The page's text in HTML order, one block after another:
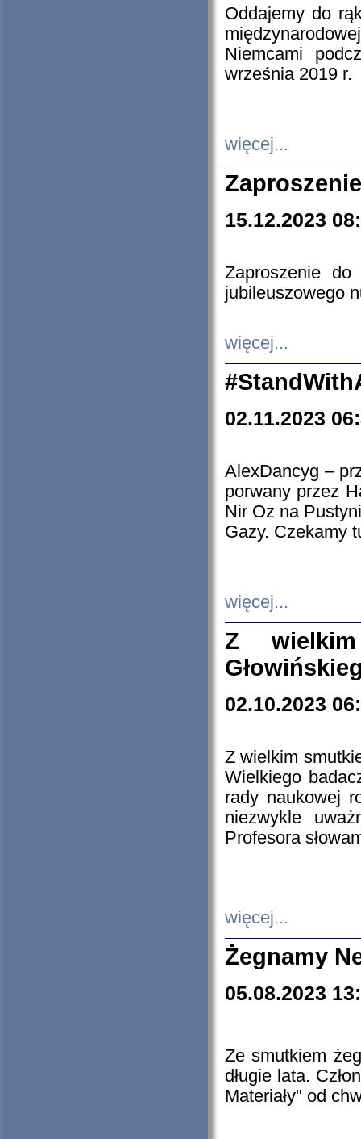
Oddajemy do
Niemcami
września 2019 r.
więcej...
15.12.2023
Zaproszenie do
jubileuszowego
więcej...
02.11.2023
AlexDancyg –
porwany przez
Nir Oz na
Gazy. Czekamy
więcej...
Z
02.10.2023
Z wielkim
Wielkiego
rady naukowej
niezwykle
Profesora
więcej...
Żegnamy
05.08.2023
Ze smutkiem
długie lata.
Materiały" od